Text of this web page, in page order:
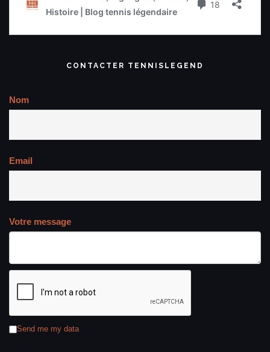
CONTACTER TENNISLEGEND
Nom
Email
Votre message
Send me my data